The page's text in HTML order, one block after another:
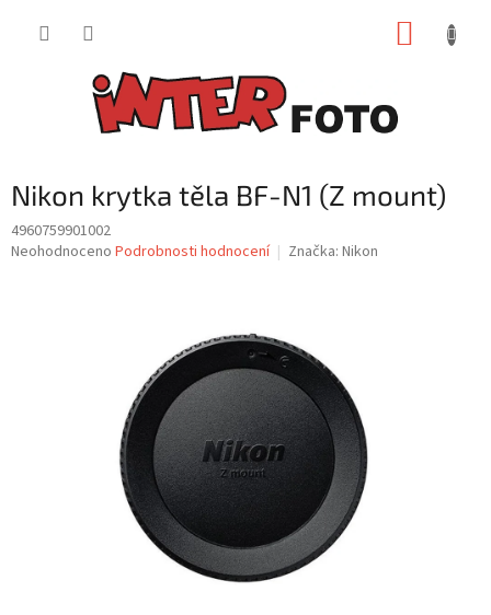
Nikon krytka těla BF-N1 (Z mount)
4960759901002
Průměrné
Neohodnoceno Podrobnosti hodnocení Značka: Nikon